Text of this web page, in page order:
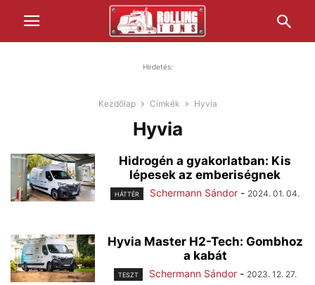
Hirdetés:
Kezdőlap Címkék Hyvia
Hyvia
Hidrogén a gyakorlatban: Kis
lépesek az emberiségnek
HÁTTÉR Schermann Sándor - 2024. 01. 04.
Hyvia Master H2-Tech: Gombhoz
a kabát
TESZT Schermann Sándor - 2023. 12. 27.